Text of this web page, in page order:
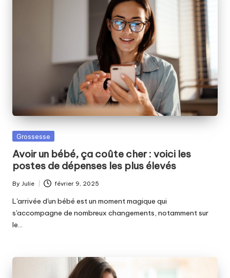
Posted
Grossesse
Avoir un bébé, ça coûte cher : voici les
postes de dépenses les plus élevés
Posted
by
By Julie février 9, 2025
L'arrivée d'un bébé est un moment magique qui
s'accompagne de nombreux changements, notamment sur
le…